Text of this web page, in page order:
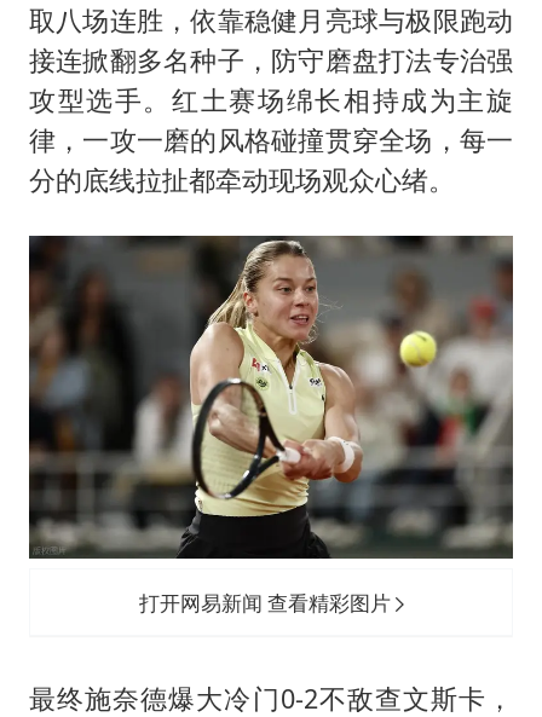
取八场连胜，依靠稳健月亮球与极限跑动
接连掀翻多名种子，防守磨盘打法专治强
攻型选手。红土赛场绵长相持成为主旋
律，一攻一磨的风格碰撞贯穿全场，每一
分的底线拉扯都牵动现场观众心绪。
打开网易新闻 查看精彩图片
最终施奈德爆大冷门0-2不敌查文斯卡，